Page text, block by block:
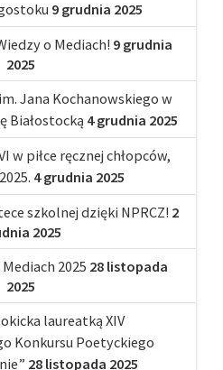
9 grudnia 2025
o Mediach! 9 grudnia
2025
Jana Kochanowskiego w
Białostocką 4 grudnia 2025
w piłce ręcznej chłopców,
4 grudnia 2025
szkolnej dzięki NPRCZ! 2
2025
2025 28 listopada
2025
laureatką XIV
Konkursu Poetyckiego
28 listopada 2025